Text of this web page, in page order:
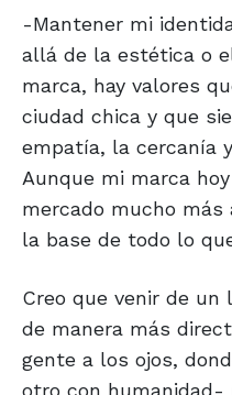
-Mantener mi
allá de la estética o
marca, hay valores
ciudad chica y que
empatía, la cercanía
Aunque mi marca
mercado mucho más
la base de todo lo
Creo que venir de un
de manera más
gente a los ojos,
otro con humanidad-